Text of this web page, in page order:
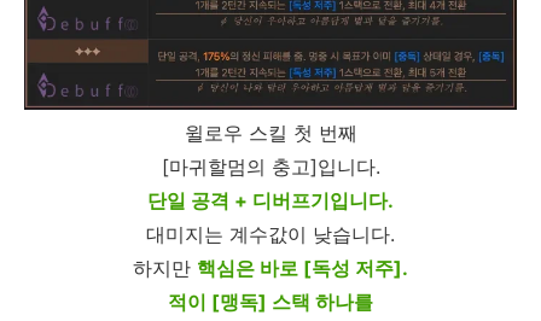
윌로우 스킬 첫 번째
[마귀할멈의 충고]입니다.
단일 공격 + 디버프기입니다.
대미지는 계수값이 낮습니다.
하지만 핵심은 바로 [독성 저주].
적이 [맹독] 스택 하나를